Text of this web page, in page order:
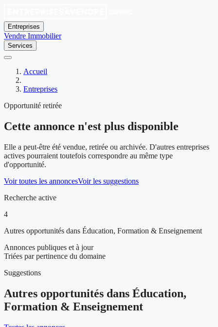
Entreprises
Vendre Immobilier
Services
Accueil
Entreprises
Opportunité retirée
Cette annonce n'est plus disponible
Elle a peut-être été vendue, retirée ou archivée. D'autres entreprises
actives pourraient toutefois correspondre au même type
d'opportunité.
Voir toutes les annoncesVoir les suggestions
Recherche active
4
Autres opportunités dans Éducation, Formation & Enseignement
Annonces publiques et à jour
Triées par pertinence du domaine
Suggestions
Autres opportunités dans Éducation,
Formation & Enseignement